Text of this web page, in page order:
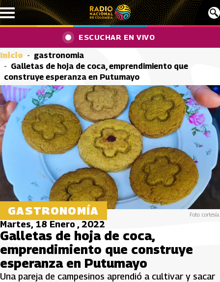
Pasar al contenido principal
ESCUCHAR EN VIVO
Inicio
gastronomia
Galletas de hoja de coca, emprendimiento que
construye esperanza en Putumayo
GASTRONOMÍA Foto: cortesía.
Martes, 18 Enero , 2022
Galletas de hoja de coca,
emprendimiento que construye
esperanza en Putumayo
Una pareja de campesinos aprendió a cultivar y sacar